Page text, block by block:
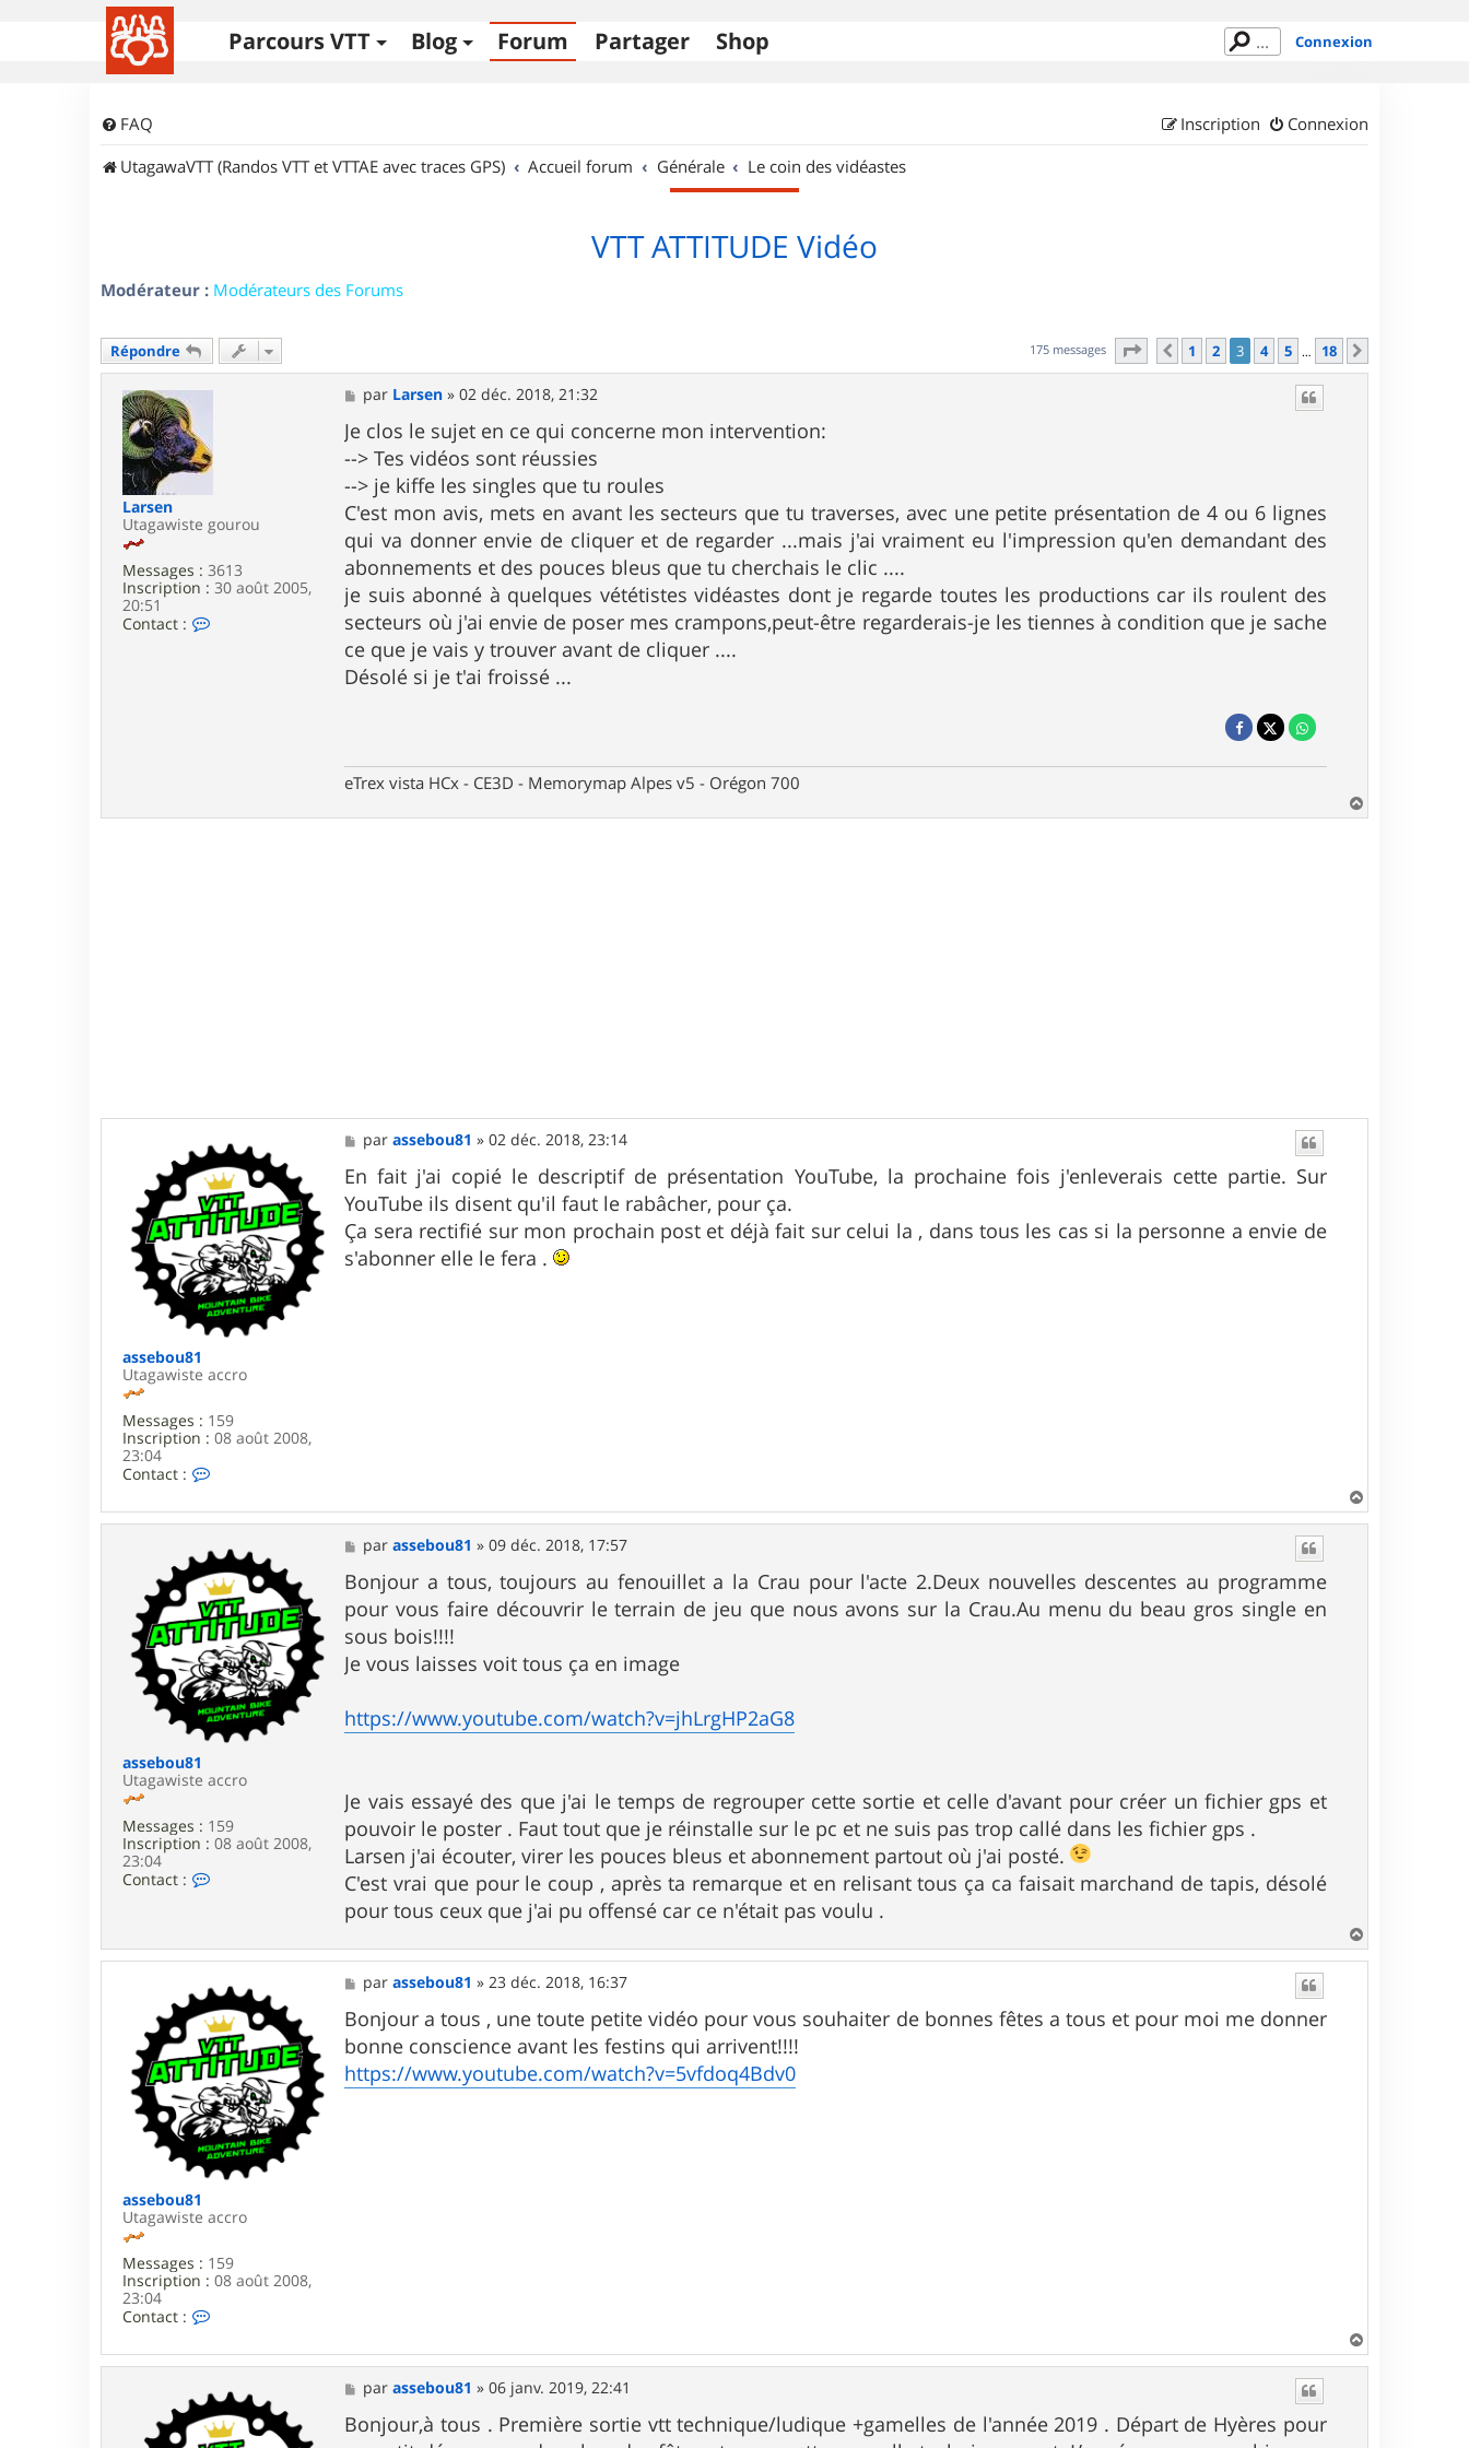
Parcours VTT Blog Forum Partager Shop Connexion
FAQ Connexion
Inscription
UtagawaVTT (Randos VTT et VTTAE avec traces GPS)
Accueil forum Générale Le coin des vidéastes
VTT ATTITUDE Vidéo
Modérateur : Modérateurs des Forums
Répondre 175 messages Page sur18
Précédent
1 2 3 4 5 … 18
Larsen
Utagawiste gourou
Messages : 3613
Inscription : 30 août 2005,
20:51
Contact :
r
M
e
s
s
a
g
e
par Larsen »02 déc. 2018, 21:32
Je clos le sujet en ce qui concerne mon intervention:
--> Tes vidéos sont réussies
--> je kiffe les singles que tu roules
C'est mon avis, mets en avant les secteurs que tu traverses, avec une petite présentation de 4 ou 6 lignes
qui va donner envie de cliquer et de regarder ...mais j'ai vraiment eu l'impression qu'en demandant des
abonnements et des pouces bleus que tu cherchais le clic ....
je suis abonné à quelques vététistes vidéastes dont je regarde toutes les productions car ils roulent des
secteurs où j'ai envie de poser mes crampons,peut-être regarderais-je les tiennes à condition que je sache
ce que je vais y trouver avant de cliquer ....
Désolé si je t'ai froissé ...
eTrex vista HCx - CE3D - Memorymap Alpes v5 - Orégon 700
a
assebou81
Utagawiste accro
Messages : 159
Inscription : 08 août 2008,
23:04
Contact :
t
c
t
e
r
a
s
s
e
b
o
u
M
e
s
s
a
g
e
parassebou81 »02 déc. 2018, 23:14
En fait j'ai copié le descriptif de présentation YouTube, la prochaine fois j'enleverais cette partie. Sur
YouTube ils disent qu'il faut le rabâcher, pour ça.
Ça sera rectifié sur mon prochain post et déjà fait sur celui la , dans tous les cas si la personne a envie de
s'abonner elle le fera .
a
assebou81
Utagawiste accro
Messages : 159
Inscription : 08 août 2008,
23:04
Contact :
a
c
e
r
a
s
s
e
b
o
u
8
1
M
e
s
s
a
g
e
parassebou81 »09 déc. 2018, 17:57
Bonjour a tous, toujours au fenouillet a la Crau pour l'acte 2.Deux nouvelles descentes au programme
pour vous faire découvrir le terrain de jeu que nous avons sur la Crau.Au menu du beau gros single en
sous bois!!!!
Je vous laisses voit tous ça en image
https://www.youtube.com/watch?v=jhLrgHP2aG8
Je vais essayé des que j'ai le temps de regrouper cette sortie et celle d'avant pour créer un fichier gps et
pouvoir le poster . Faut tout que je réinstalle sur le pc et ne suis pas trop callé dans les fichier gps .
Larsen j'ai écouter, virer les pouces bleus et abonnement partout où j'ai posté.
C'est vrai que pour le coup , après ta remarque et en relisant tous ça ca faisait marchand de tapis, désolé
pour tous ceux que j'ai pu offensé car ce n'était pas voulu .
a
assebou81
Utagawiste accro
Messages : 159
Inscription : 08 août 2008,
23:04
Contact :
n
t
c
t
e
M
e
s
s
a
g
e
parassebou81 »23 déc. 2018, 16:37
Bonjour a tous , une toute petite vidéo pour vous souhaiter de bonnes fêtes a tous et pour moi me donner
bonne conscience avant les festins qui arrivent!!!!
https://www.youtube.com/watch?v=5vfdoq4Bdv0
a
M
e
s
s
parassebou81 »06 janv. 2019, 22:41
Bonjour,à tous . Première sortie vtt technique/ludique +gamelles de l'année 2019 . Départ de Hyères pour